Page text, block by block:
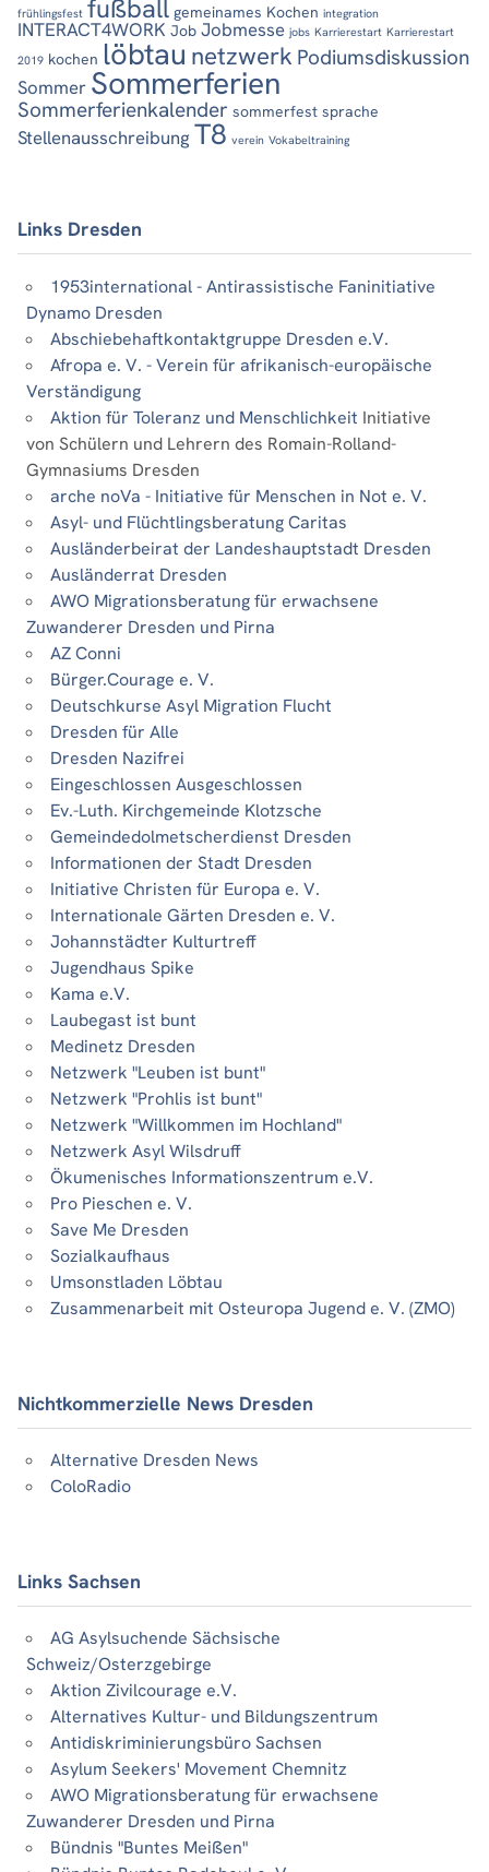
frühlingsfest fußball gemeinames Kochen integration
INTERACT4WORK Job Jobmesse jobs Karrierestart Karrierestart
2019 kochen löbtau netzwerk Podiumsdiskussion
Sommer Sommerferien
Sommerferienkalender sommerfest sprache
Stellenausschreibung T8 verein Vokabeltraining
Links Dresden
1953international - Antirassistische Faninitiative
Dynamo Dresden
Abschiebehaftkontaktgruppe Dresden e.V.
Afropa e. V. - Verein für afrikanisch-europäische
Verständigung
Aktion für Toleranz und Menschlichkeit Initiative
von Schülern und Lehrern des Romain-Rolland-
Gymnasiums Dresden
arche noVa - Initiative für Menschen in Not e. V.
Asyl- und Flüchtlingsberatung Caritas
Ausländerbeirat der Landeshauptstadt Dresden
Ausländerrat Dresden
AWO Migrationsberatung für erwachsene
Zuwanderer Dresden und Pirna
AZ Conni
Bürger.Courage e. V.
Deutschkurse Asyl Migration Flucht
Dresden für Alle
Dresden Nazifrei
Eingeschlossen Ausgeschlossen
Ev.-Luth. Kirchgemeinde Klotzsche
Gemeindedolmetscherdienst Dresden
Informationen der Stadt Dresden
Initiative Christen für Europa e. V.
Internationale Gärten Dresden e. V.
Johannstädter Kulturtreff
Jugendhaus Spike
Kama e.V.
Laubegast ist bunt
Medinetz Dresden
Netzwerk "Leuben ist bunt"
Netzwerk "Prohlis ist bunt"
Netzwerk "Willkommen im Hochland"
Netzwerk Asyl Wilsdruff
Ökumenisches Informationszentrum e.V.
Pro Pieschen e. V.
Save Me Dresden
Sozialkaufhaus
Umsonstladen Löbtau
Zusammenarbeit mit Osteuropa Jugend e. V. (ZMO)
Nichtkommerzielle News Dresden
Alternative Dresden News
ColoRadio
Links Sachsen
AG Asylsuchende Sächsische
Schweiz/Osterzgebirge
Aktion Zivilcourage e.V.
Alternatives Kultur- und Bildungszentrum
Antidiskriminierungsbüro Sachsen
Asylum Seekers' Movement Chemnitz
AWO Migrationsberatung für erwachsene
Zuwanderer Dresden und Pirna
Bündnis "Buntes Meißen"